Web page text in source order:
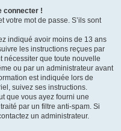
connecter !
votre mot de passe. S’ils sont
indiqué avoir moins de 13 ans
les instructions reçues par
nécessiter que toute nouvelle
ou par un administrateur avant
est indiquée lors de
suivez ses instructions.
que vous ayez fourni une
par un filtre anti-spam. Si
un administrateur.